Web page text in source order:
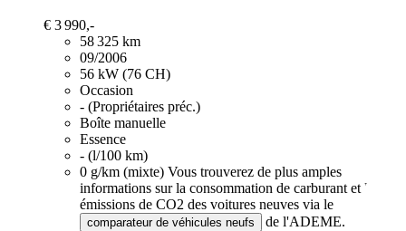
€ 3 990,-
58 325 km
09/2006
56 kW (76 CH)
Occasion
- (Propriétaires préc.)
Boîte manuelle
Essence
- (l/100 km)
0 g/km (mixte) Vous trouverez de plus amples
informations sur la consommation de carburant et les
émissions de CO2 des voitures neuves via le
comparateur de véhicules neufs
de l'ADEME.